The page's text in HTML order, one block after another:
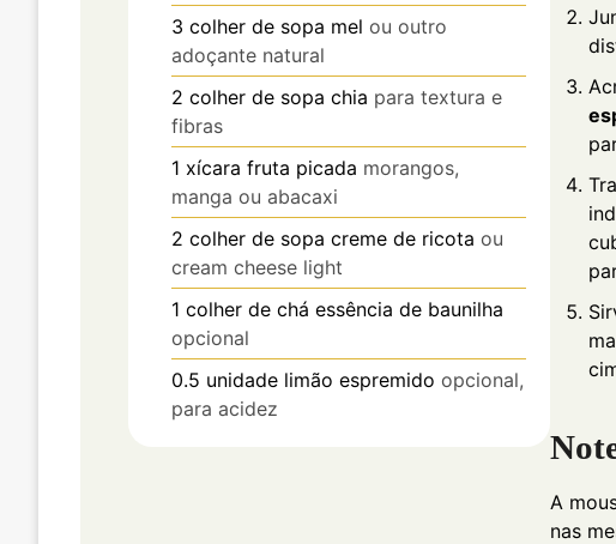
3 colher de sopa mel ou outro
adoçante natural
2 colher de sopa chia para textura e
fibras
1 xícara fruta picada morangos,
manga ou abacaxi
2 colher de sopa creme de ricota ou
cream cheese light
1 colher de chá essência de baunilha
opcional
0.5 unidade limão espremido opcional,
para acidez
A
nas